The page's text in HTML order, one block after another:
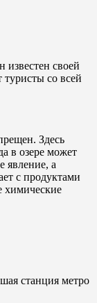
известен своей
со всей
Здесь
в озере может
явление, а
с продуктами
химические
станция метро